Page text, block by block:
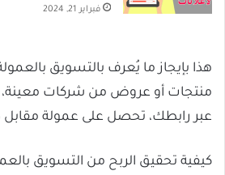
فبراير 21, 2024
هذا بإيجاز ما يُعرف بالتسويق
منتجات أو عروض من شركات معينة،
عبر رابطك، تحصل على عمولة مقابل
كيفية تحقيق الربح من التسويق